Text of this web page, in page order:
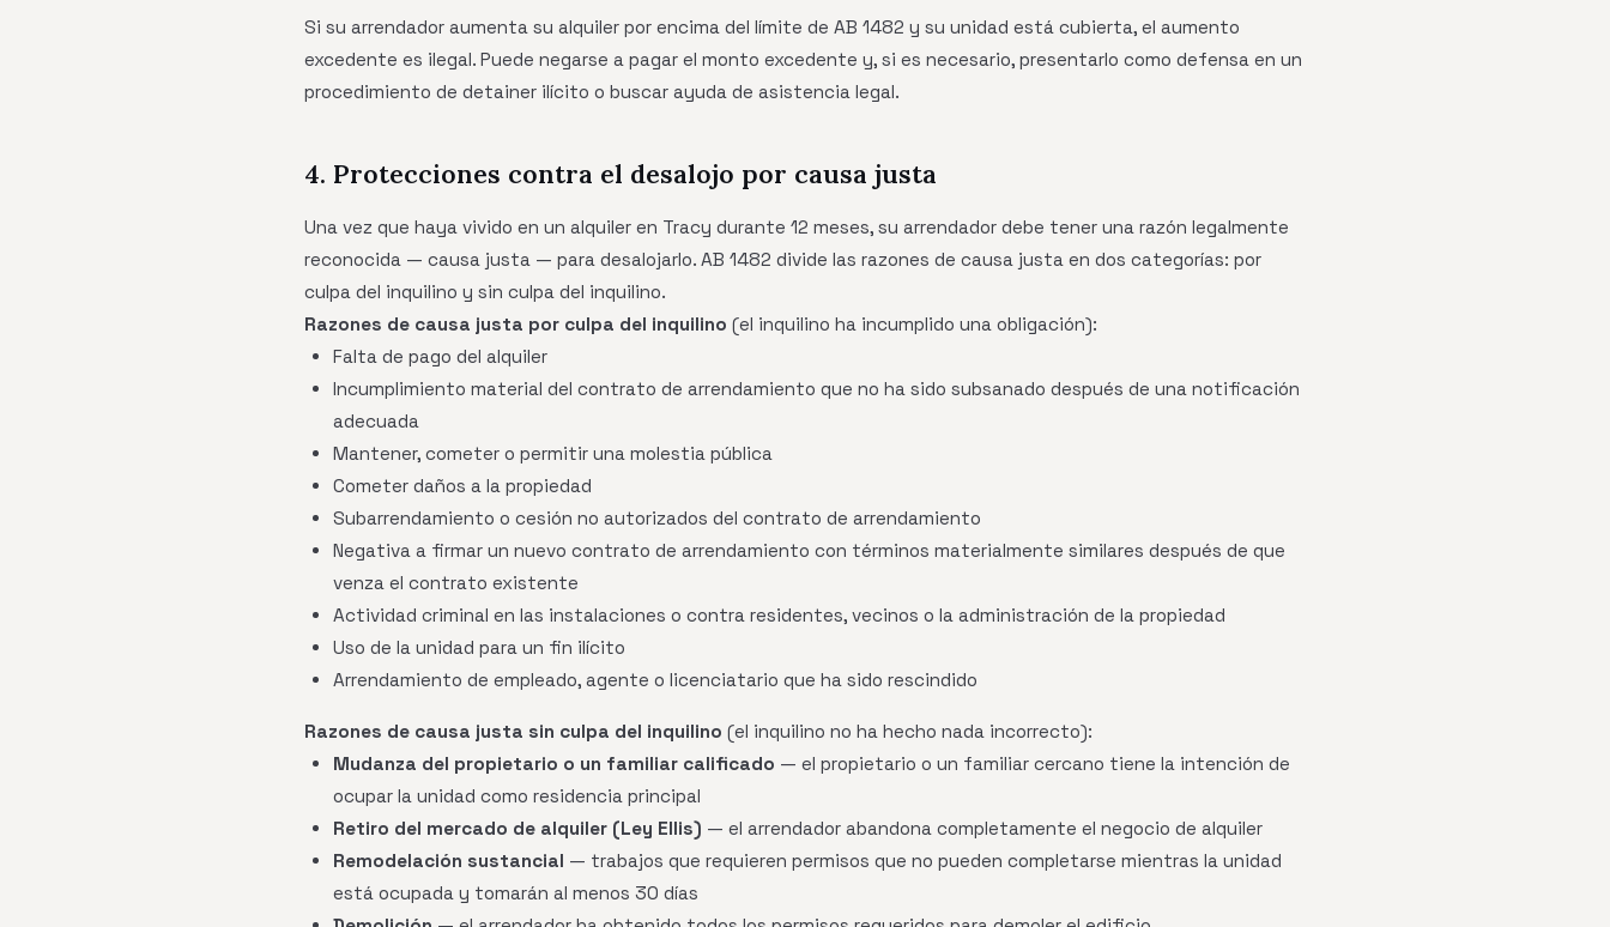
Si su arrendador aumenta su alquiler por encima del límite de AB 1482 y su unidad está cubierta, el aumento
excedente es ilegal. Puede negarse a pagar el monto excedente y, si es necesario, presentarlo como defensa en un
procedimiento de detainer ilícito o buscar ayuda de asistencia legal.
4. Protecciones contra el desalojo por causa justa
Una vez que haya vivido en un alquiler en Tracy durante 12 meses, su arrendador debe tener una razón legalmente
reconocida — causa justa — para desalojarlo. AB 1482 divide las razones de causa justa en dos categorías: por
culpa del inquilino y sin culpa del inquilino.
Razones de causa justa por culpa del inquilino (el inquilino ha incumplido una obligación):
Falta de pago del alquiler
Incumplimiento material del contrato de arrendamiento que no ha sido subsanado después de una notificación
adecuada
Mantener, cometer o permitir una molestia pública
Cometer daños a la propiedad
Subarrendamiento o cesión no autorizados del contrato de arrendamiento
Negativa a firmar un nuevo contrato de arrendamiento con términos materialmente similares después de que
venza el contrato existente
Actividad criminal en las instalaciones o contra residentes, vecinos o la administración de la propiedad
Uso de la unidad para un fin ilícito
Arrendamiento de empleado, agente o licenciatario que ha sido rescindido
Razones de causa justa sin culpa del inquilino (el inquilino no ha hecho nada incorrecto):
Mudanza del propietario o un familiar calificado — el propietario o un familiar cercano tiene la intención de
ocupar la unidad como residencia principal
Retiro del mercado de alquiler (Ley Ellis) — el arrendador abandona completamente el negocio de alquiler
Remodelación sustancial — trabajos que requieren permisos que no pueden completarse mientras la unidad
está ocupada y tomarán al menos 30 días